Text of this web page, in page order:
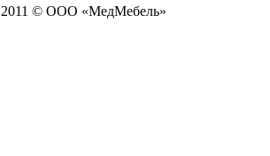
2011 © ООО «МедМебель»